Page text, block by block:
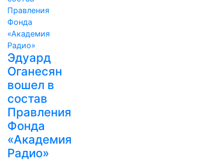
Эдуард
Оганесян
вошел в
состав
Правления
Фонда
«Академия
Радио»